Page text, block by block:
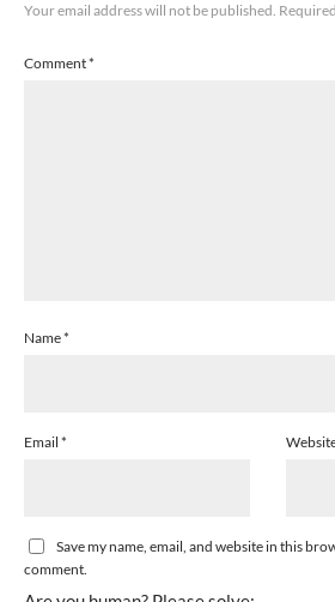
Your email address will not be published.
Comment*
Name*
Email *
Save my name, email, and website in this
comment.